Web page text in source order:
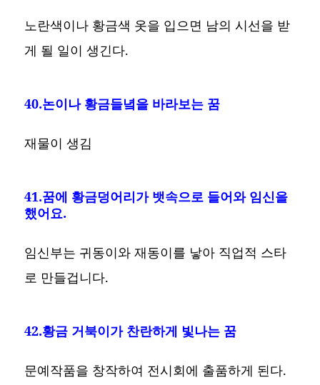
노란색이나 황금색 옷을 입으면 남의 시선을 받
게 될 일이 생긴다.
40.논이나 황금들녘을 바라보는 꿈
재물이 생김
41.꿈에 황금덩어리가 뱃속으로 들어와 임신을
했어요.
임신부는 귀동이와 재동이를 낳아 직업적 스타
로 만들겁니다.
42.황금 거북이가 찬란하게 빛나는 꿈
문예작품을 창작하여 전시회에 출품하게 된다.